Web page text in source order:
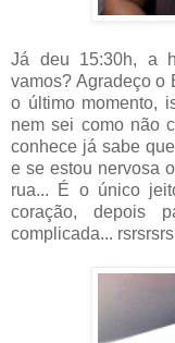
Já deu 15:30h, a
vamos? Agradeço o
o último momento,
nem sei como não
conhece já sabe
e se estou nervosa
rua... É o único
coração, depois
complicada...